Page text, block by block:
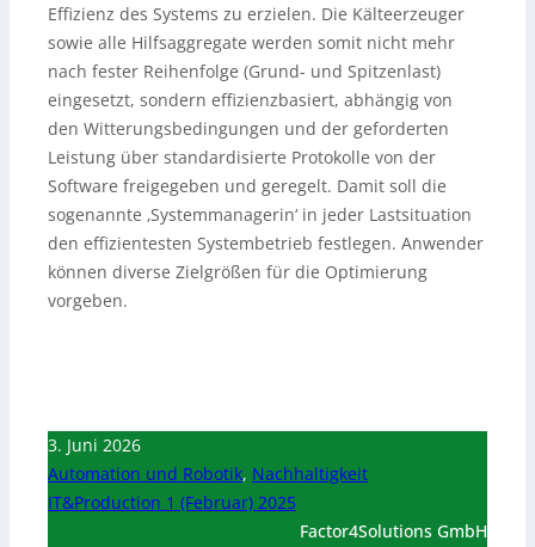
Effizienz des Systems zu erzielen. Die Kälteerzeuger
sowie alle Hilfsaggregate werden somit nicht mehr
nach fester Reihenfolge (Grund- und Spitzenlast)
eingesetzt, sondern effizienzbasiert, abhängig von
den Witterungsbedingungen und der geforderten
Leistung über standardisierte Protokolle von der
Software freigegeben und geregelt. Damit soll die
sogenannte ‚Systemmanagerin‘ in jeder Lastsituation
den effizientesten Systembetrieb festlegen. Anwender
können diverse Zielgrößen für die Optimierung
vorgeben.
3. Juni 2026
Automation und Robotik, Nachhaltigkeit
IT&Production 1 (Februar) 2025
Factor4Solutions GmbH